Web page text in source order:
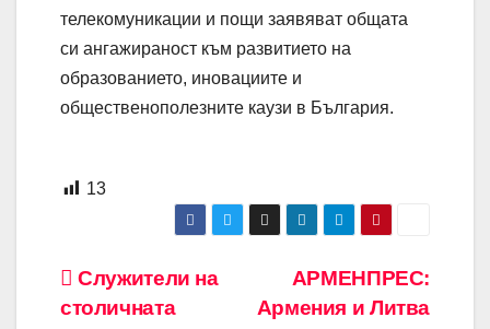
телекомуникации и пощи заявяват общата
си ангажираност към развитието на
образованието, иновациите и
общественополезните каузи в България.
13
Навигация
АРМЕНПРЕС:
Армения и Литва
Служители на
столичната